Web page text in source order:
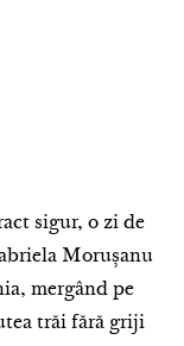
sigur, o zi de
Morușanu
mergând pe
trăi fără griji